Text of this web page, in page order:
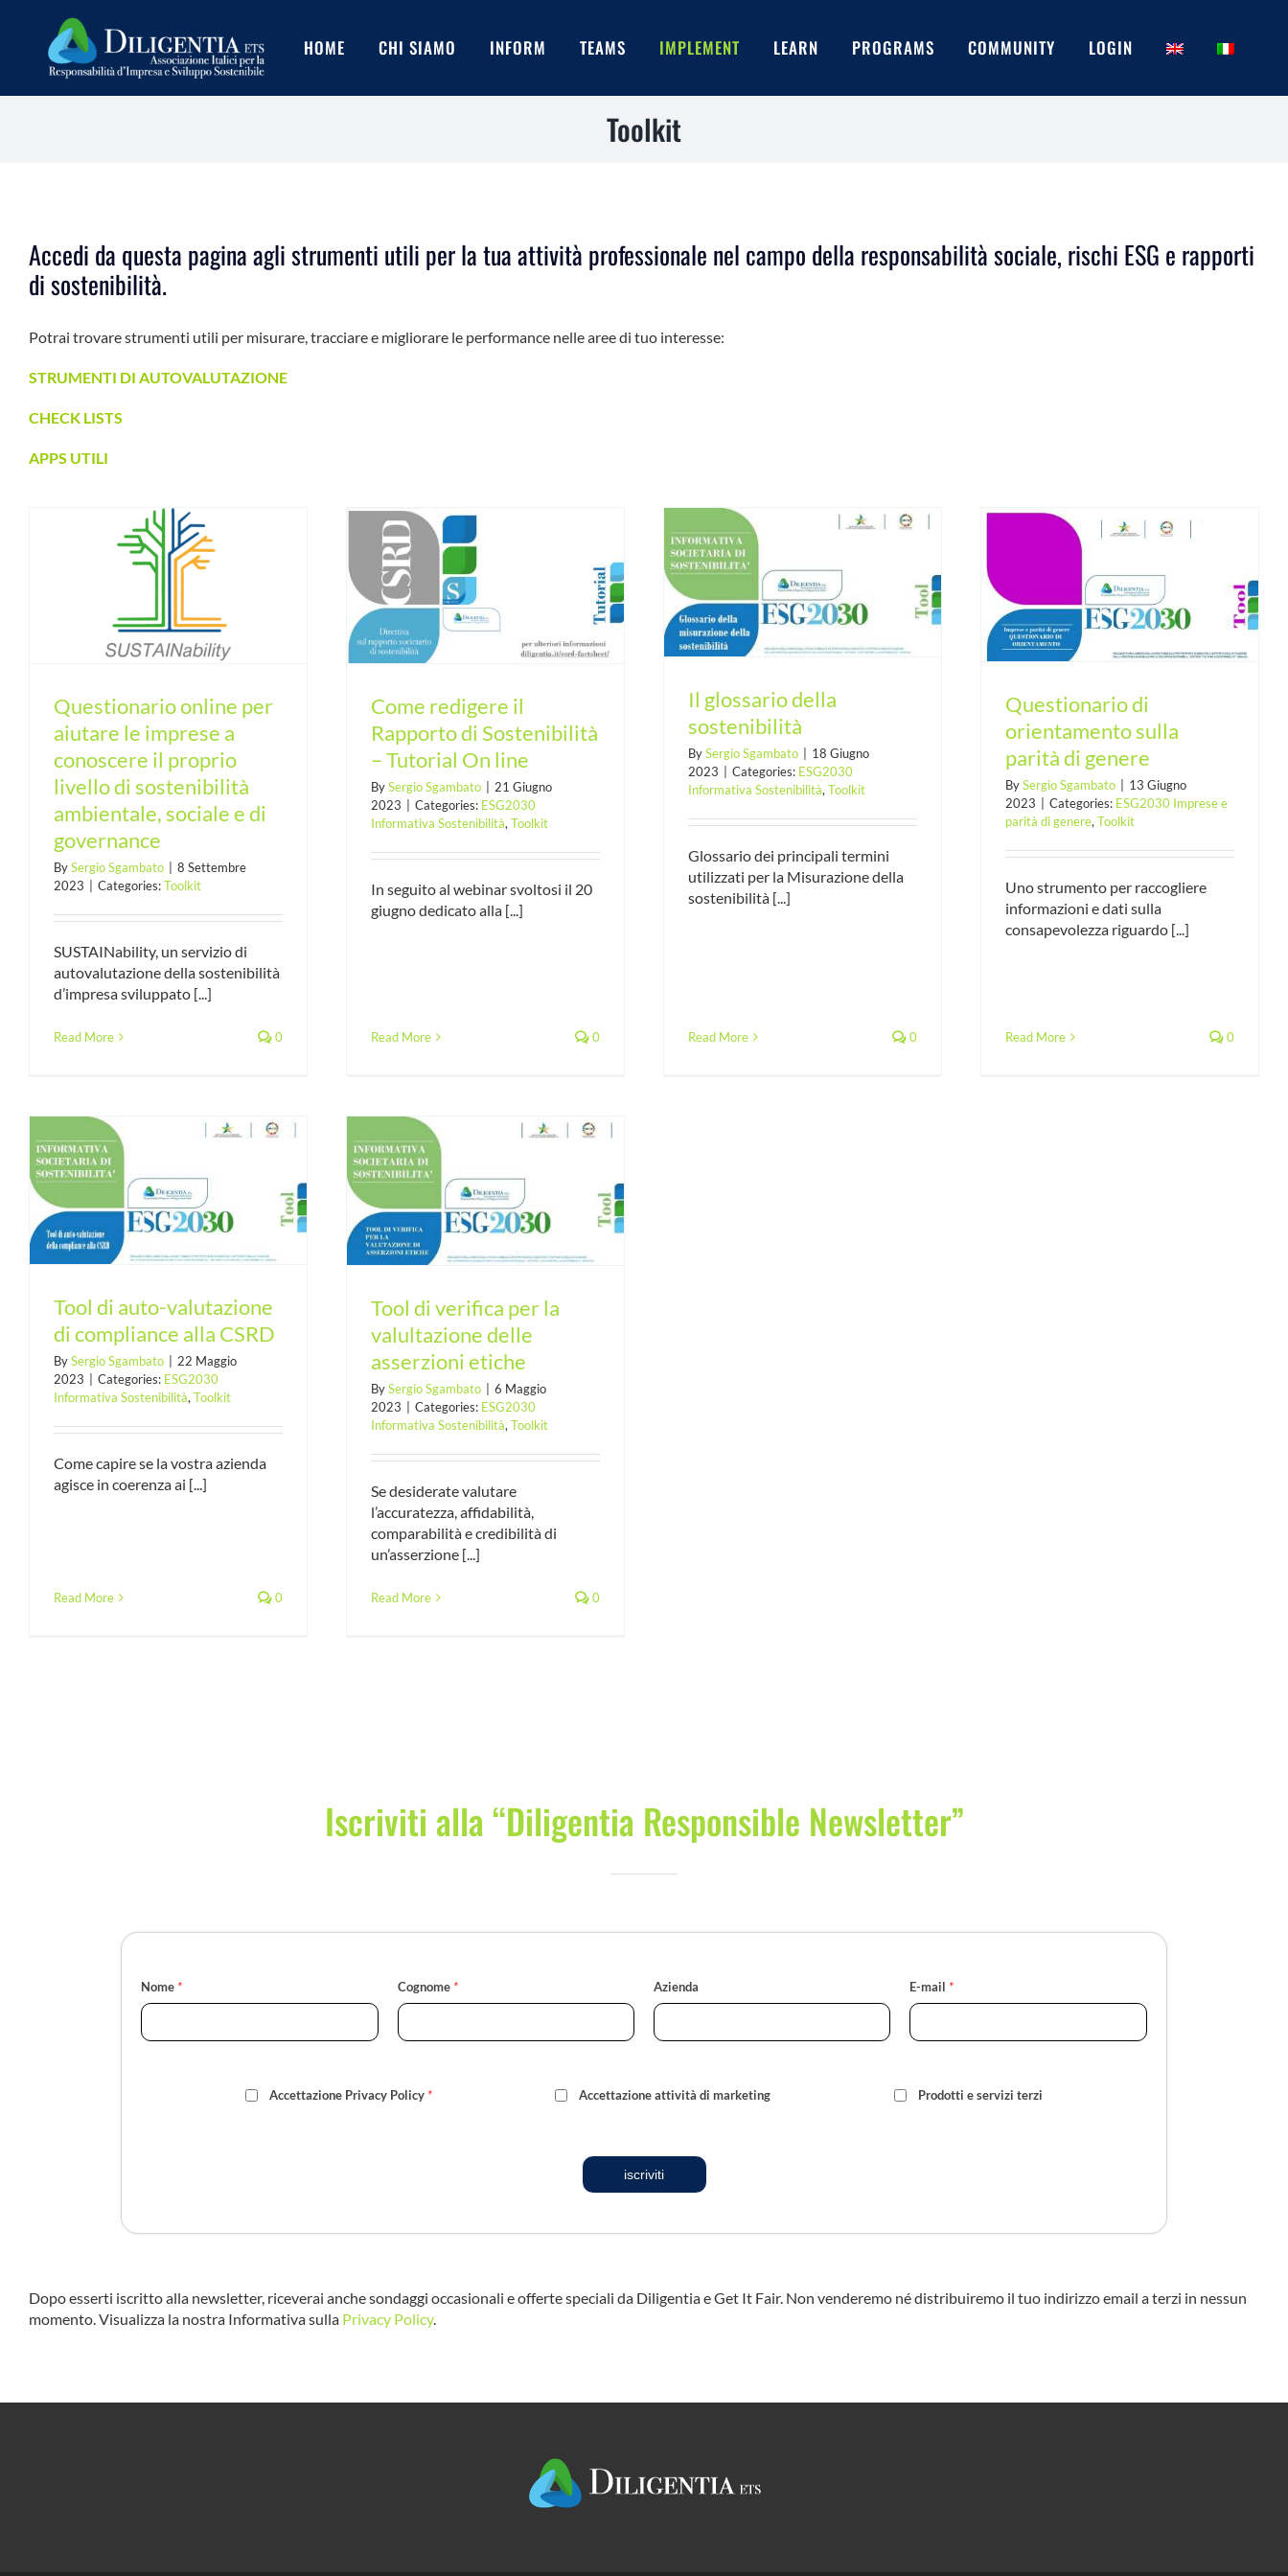
contenuto
HOME CHI SIAMO INFORM TEAMS IMPLEMENT LEARN PROGRAMS COMMUNITY LOGIN
Toolkit
Accedi da questa pagina agli strumenti utili per la tua attività professionale nel campo della responsabilità sociale, rischi ESG e rapporti
di sostenibilità.
Potrai trovare strumenti utili per misurare, tracciare e migliorare le performance nelle aree di tuo interesse:
STRUMENTI DI AUTOVALUTAZIONE
CHECK LISTS
APPS UTILI
Questionario online per
aiutare le imprese a
conoscere il proprio
livello di sostenibilità
ambientale, sociale e di
governance
BySergio Sgambato
8 Settembre
2023
Categories:Toolkit
SUSTAINability, un servizio di
autovalutazione della sostenibilità
d’impresa sviluppato [...]
Read More 0
Sostenibilità – Tutorial On line
Come redigere il
Rapporto di Sostenibilità
– Tutorial On line
BySergio Sgambato
21 Giugno
2023
Categories: ESG2030
Informativa Sostenibilità, Toolkit
In seguito al webinar svoltosi il 20
giugno dedicato alla [...]
Read More 0
Il glossario della sostenibilità
Il glossario della
sostenibilità
BySergio Sgambato
18 Giugno
2023
Categories: ESG2030
Informativa Sostenibilità, Toolkit
Glossario dei principali termini
utilizzati per la Misurazione della
sostenibilità [...]
Read More 0
Questionario di orientamento
sulla parità di genere
Questionario di
orientamento sulla
parità di genere
BySergio Sgambato
13 Giugno
2023
Categories: ESG2030 Imprese e
parità di genere, Toolkit
Uno strumento per raccogliere
informazioni e dati sulla
consapevolezza riguardo [...]
Read More 0
Tool di auto-valutazione
di compliance alla CSRD
BySergio Sgambato
22 Maggio
2023
Categories: ESG2030
Informativa Sostenibilità,Toolkit
Come capire se la vostra azienda
agisce in coerenza ai [...]
Read More 0
Tool di verifica per la valultazione
delle asserzioni etiche
Tool di verifica per la
valultazione delle
asserzioni etiche
BySergio Sgambato
6 Maggio
2023
Categories: ESG2030
Informativa Sostenibilità, Toolkit
Se desiderate valutare
l’accuratezza, affidabilità,
comparabilità e credibilità di
un’asserzione [...]
Read More 0
Iscriviti alla “Diligentia Responsible Newsletter”
Nome * Cognome * Azienda E-mail *
Accettazione Privacy Policy * Accettazione attività di marketing Prodotti e servizi terzi
iscriviti
Dopo esserti iscritto alla newsletter, riceverai anche sondaggi occasionali e offerte speciali da Diligentia e Get It Fair. Non venderemo né distribuiremo il tuo indirizzo email a terzi in nessun
momento. Visualizza la nostra Informativa sulla Privacy Policy.